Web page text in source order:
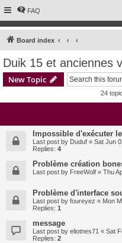
FAQ
Board index
Duik 15 et anciennes
New Topic
24
Impossible d'exécuter
Last post by Duduf « Sat Jun
Replies: 4
Problème création
Last post by FreeWolf « Thu
Problème d'interface
Last post by foureyez « Mon
Replies: 1
message
Last post by eliotnes71 « Sat
Replies: 2